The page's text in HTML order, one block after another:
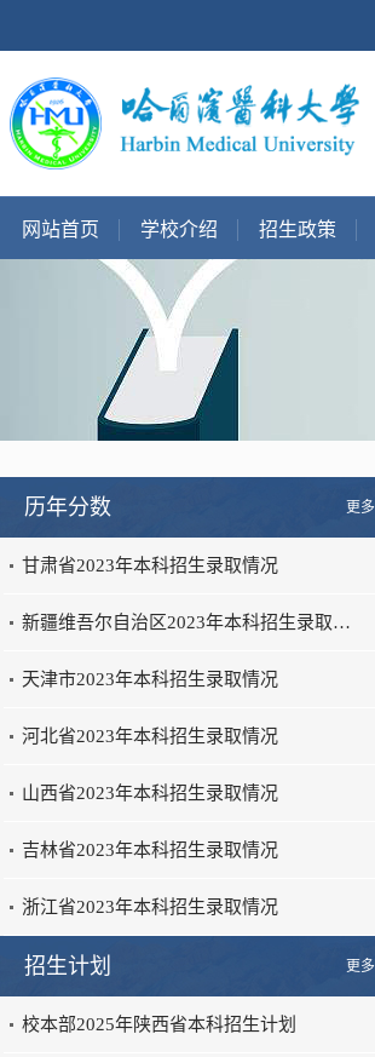
网站首页 学校介绍 招生政策
历年分数 更多
甘肃省2023年本科招生录取情况
新疆维吾尔自治区2023年本科招生录取…
天津市2023年本科招生录取情况
河北省2023年本科招生录取情况
山西省2023年本科招生录取情况
吉林省2023年本科招生录取情况
浙江省2023年本科招生录取情况
招生计划 更多
校本部2025年陕西省本科招生计划